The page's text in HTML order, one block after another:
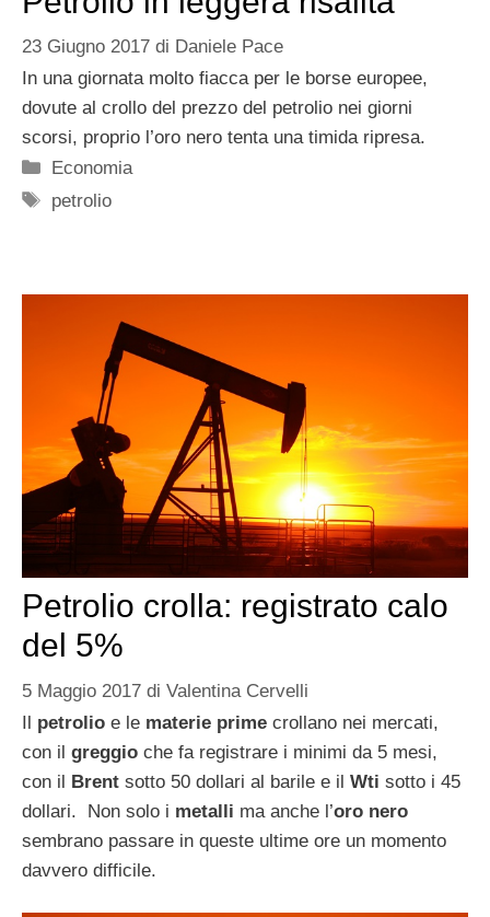
23 Giugno 2017 di Daniele Pace
In una giornata molto fiacca per le borse europee,
dovute al crollo del prezzo del petrolio nei giorni
scorsi, proprio l’oro nero tenta una timida ripresa.
Categorie
Economia
Tag
petrolio
Petrolio crolla: registrato calo
del 5%
5 Maggio 2017 di Valentina Cervelli
Il petrolio e le materie prime crollano nei mercati,
con il greggio che fa registrare i minimi da 5 mesi,
con il Brent sotto 50 dollari al barile e il Wti sotto i 45
dollari. Non solo i metalli ma anche l’oro nero
sembrano passare in queste ultime ore un momento
davvero difficile.